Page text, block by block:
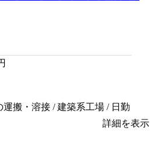
運搬・溶接 / 建築系工場 / 日勤
詳細を表示